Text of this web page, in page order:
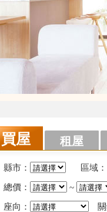
買屋 租屋
縣市： 區域：
總價： ~
座向：